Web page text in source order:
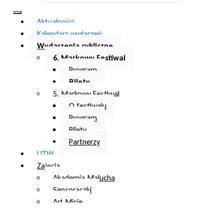
Aktualności
Kalendarz wydarzeń
Wydarzenia cykliczne
6. Markowy Festiwal
Program
Bilety
5. Markowy Festiwal
O festiwalu
Program
Bilety
Partnerzy
UTW
Zajęcia
Akademia Malucha
Sensoraczki
Art Misie